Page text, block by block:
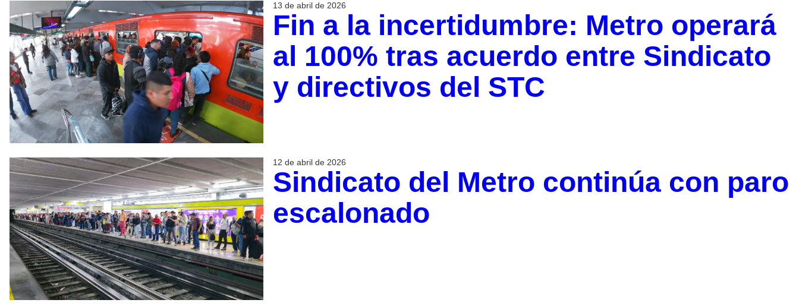
13 de abril de 2026
Fin a la incertidumbre: Metro operará
al 100% tras acuerdo entre Sindicato
y directivos del STC
12 de abril de 2026
Sindicato del Metro continúa con paro
escalonado